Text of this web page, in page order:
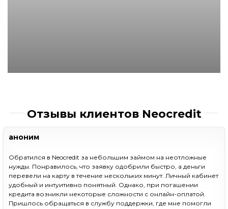
Отзывы клиентов Neocredit
аноним
Обратился в Neocredit за небольшим займом на неотложные
нужды. Понравилось, что заявку одобрили быстро, а деньги
перевели на карту в течение нескольких минут. Личный кабинет
удобный и интуитивно понятный. Однако, при погашении
кредита возникли некоторые сложности с онлайн-оплатой.
Пришлось обращаться в службу поддержки, где мне помогли